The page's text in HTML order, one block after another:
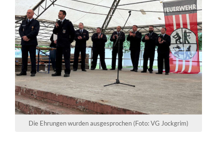
Die Ehrungen wurden ausgesprochen (Foto: VG Jockgrim)